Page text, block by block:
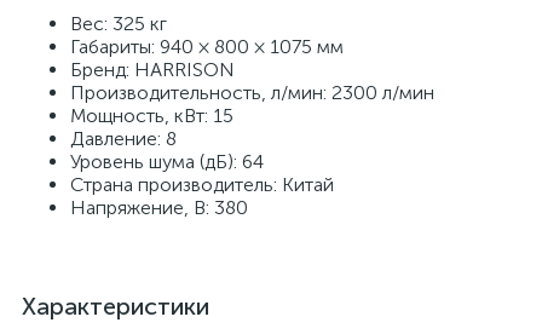
Вес: 325 кг
Габариты: 940 × 800 × 1075 мм
Бренд: HARRISON
Производительность, л/мин: 2300 л/мин
Мощность, кВт: 15
Давление: 8
Уровень шума (дБ): 64
Страна производитель: Китай
Напряжение, В: 380
Характеристики